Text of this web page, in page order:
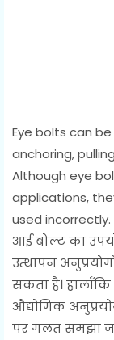
Eye bolts can
anchoring,
Although eye
applications,
used incorrectly.
आई बोल्ट का
उत्थापन
सकता है।
औद्योगिक
पर गलत समझा